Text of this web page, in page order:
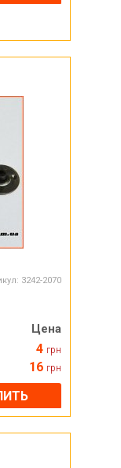
3242-2070
Цена
4 грн
16 грн